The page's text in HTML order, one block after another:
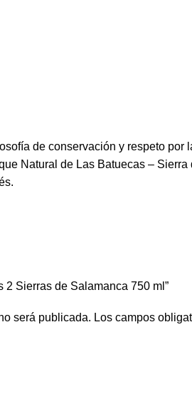
de conservación y respeto
Natural de Las Batuecas – Sierra
2 Sierras de Salamanca 750 ml”
será publicada. Los campos